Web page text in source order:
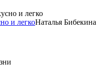
и легкоНаталья Бибекина